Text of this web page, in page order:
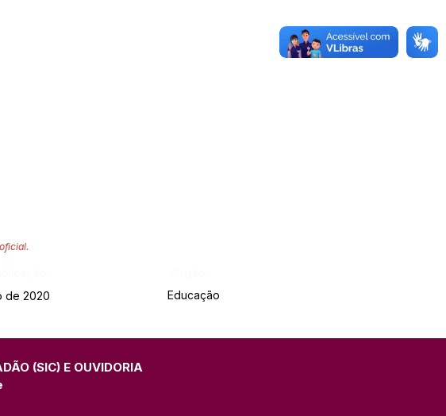
de 2020 Educação
(SIC) E OUVIDORIA